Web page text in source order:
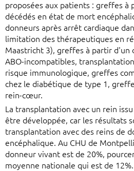
proposées aux patients : greffes à
décédés en état de mort
donneurs après arrêt cardiaque
limitation des thérapeutiques en
Maastricht 3), greffes à partir d'un
ABO-incompatibles,
risque immunologique, greffes
chez le diabétique de type 1,
rein-cœur.
La transplantation avec un rein
être développée, car les résultats
transplantation avec des reins de
encéphalique. Au CHU de
donneur vivant est de 20%,
moyenne nationale qui est de 12%.